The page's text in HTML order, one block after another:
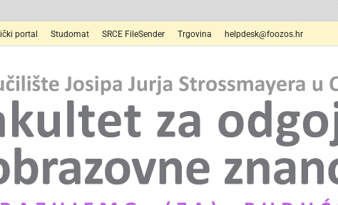
portal Studomat SRCE FileSender Trgovina helpdesk@foozos.hr